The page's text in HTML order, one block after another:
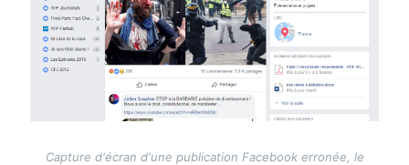
Capture d'écran d'une publication Facebook erronée, le